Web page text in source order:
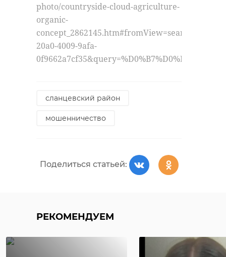
photo/countryside-cloud-agriculture-
organic-
20a0-4009-9afa-
сланцевский район
мошенничество
Поделиться статьей:
РЕКОМЕНДУЕМ
кикбоксинг
александр соклаков
приозерский район
Совместному проекту
Избирательной комиссии
Ленобласти и Музея политической
истории России в этом году
исполняется 11 лет — он
протяжении этого времени
развивается и расширяется: так, в
региональную олимпиаду по
избирательному праву на базе